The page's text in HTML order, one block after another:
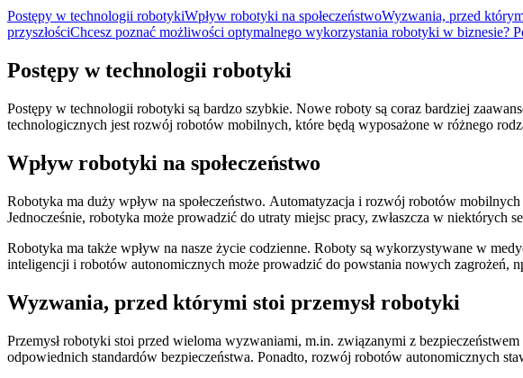
Postępy w technologii robotykiWpływ robotyki na społeczeństwoWyzwania, przed
przyszłościChcesz poznać możliwości optymalnego wykorzystania robotyki w biznesie?
Postępy w technologii robotyki
Postępy w technologii robotyki są bardzo szybkie. Nowe roboty są coraz bardziej
technologicznych jest rozwój robotów mobilnych, które będą wyposażone w różnego
Wpływ robotyki na społeczeństwo
Robotyka ma duży wpływ na społeczeństwo. Automatyzacja i rozwój robotów
Jednocześnie, robotyka może prowadzić do utraty miejsc pracy, zwłaszcza w niektórych
Robotyka ma także wpływ na nasze życie codzienne. Roboty są wykorzystywane w
inteligencji i robotów autonomicznych może prowadzić do powstania nowych zagrożeń,
Wyzwania, przed którymi stoi przemysł robotyki
Przemysł robotyki stoi przed wieloma wyzwaniami, m.in. związanymi z
odpowiednich standardów bezpieczeństwa. Ponadto, rozwój robotów autonomicznych